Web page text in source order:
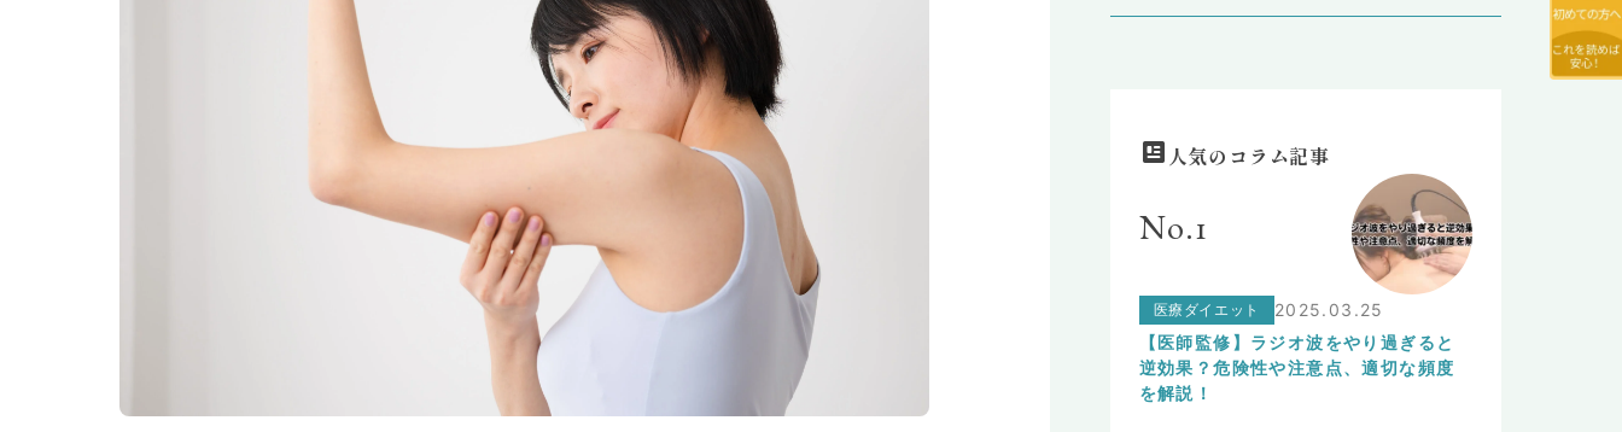
人気のコラム記事
No.1
医療ダイエット 2025.03.25
【医師監修】ラジオ波をやり過ぎると
逆効果？危険性や注意点、適切な頻度
を解説！